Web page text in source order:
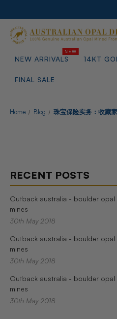
NEW ARRIVALS 14KT
FINAL SALE
Home Blog 珠宝保险实务：收藏
RECENT POSTS
Outback australia - boulder opal
mines
30th May 2018
Outback australia - boulder opal
mines
30th May 2018
Outback australia - boulder opal
mines
30th May 2018